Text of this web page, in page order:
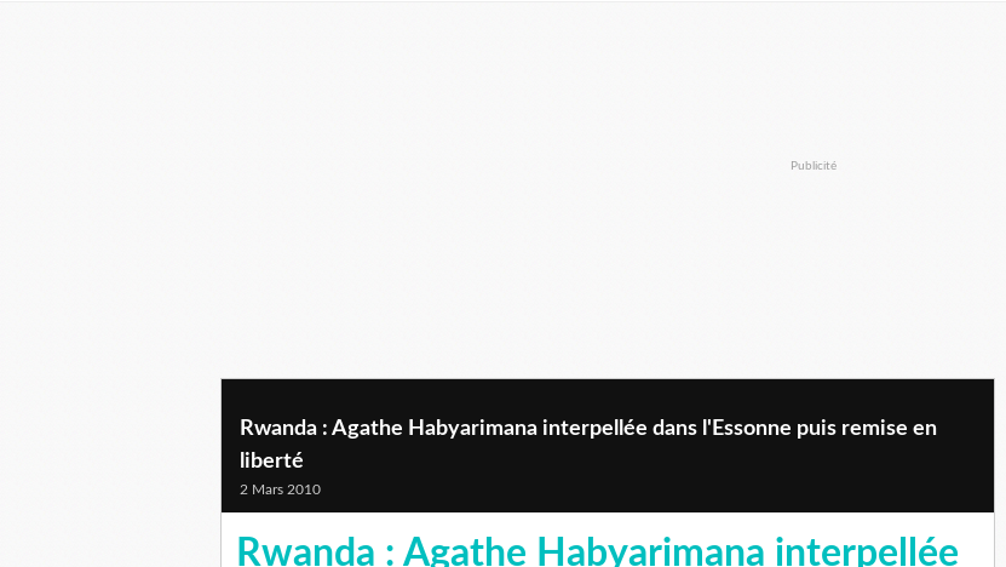
Publicité
Rwanda : Agathe Habyarimana interpellée dans l'Essonne puis remise en
liberté
2 Mars 2010
Rwanda : Agathe Habyarimana interpellée